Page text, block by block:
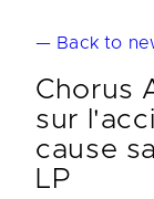
— Back to
Chorus
sur
cause
LP